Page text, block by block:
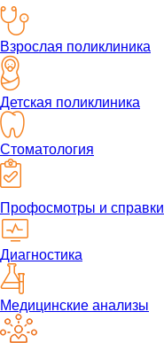
Взрослая поликлиника
Детская поликлиника
Стоматология
Профосмотры и справки
Диагностика
Медицинские анализы